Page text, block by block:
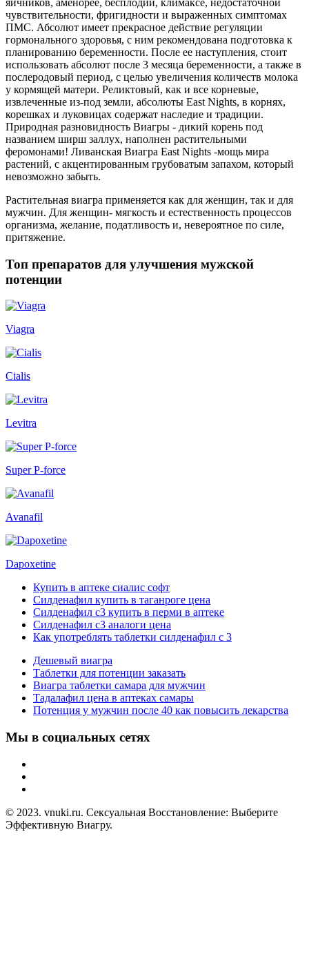
чувствительности, фригидности и выраженных симптомах
ПМС. Абсолют имеет прекрасное действие регуляции
гормонального здоровья, с ним рекомендована подготовка к
планированию беременности. После ее наступления, стоит
использовать абсолют после 3 месяца беременности, а также в
послеродовый период, с целью увеличения количеств молока
у кормящей матери. Реликтовый, как и все корневые,
извлеченные из-под земли, абсолюты East Nights, в корнях,
корешках и луковицах содержат наследие и традиции.
Природная разновидность Виагры - дикий корень под
названием ширш заллух, наполнен растительными
феромонами! Ливанская Виагра East Nights -мощь мира
растений, с акцентированным грубоватым запахом, который
невозможно забыть.
Растительная виагра применяется как для женщин, так и для
мужчин. Для женщин- мягкость и естественность процессов
организма, желание, податливость и, невероятное по силе,
притяжение.
Топ препаратов для улучшения мужской
потенции
Viagra
Cialis
Levitra
Super P-force
Avanafil
Dapoxetine
Купить в аптеке сиалис софт
Силденафил купить в таганроге цена
Силденафил с3 купить в перми в аптеке
Силденафил с3 аналоги цена
Как употреблять таблетки силденафил с 3
Дешевый виагра
Таблетки для потенции заказать
Виагра таблетки самара для мужчин
Тадалафил цена в аптеках самары
Потенция у мужчин после 40 как повысить лекарства
Мы в социальных сетях
© 2023. vnuki.ru. Сексуальная Восстановление: Выберите
Эффективную Виагру.